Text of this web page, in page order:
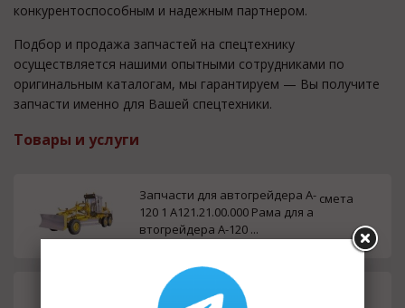
конкурентоспособным и надежным партнером.
Подбор и продажа запчастей на спецтехнику
осуществляется нашими опытными сотрудниками по
оригинальным каталогам, мы гарантируем — Вы получите
запчасти именно для Вашей спецтехники.
Товары и услуги
Запчасти для автогрейдера А-
120 1 А121.21.00.000 Рама для а
втогрейдера А-120 ...
смета
Зубья, коронки, адаптеры, пр